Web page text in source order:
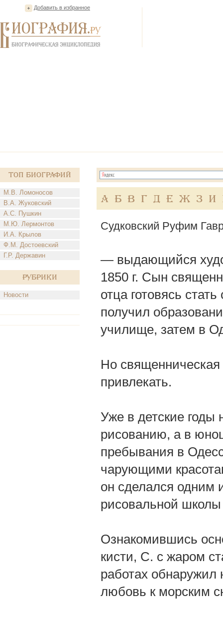
Добавить в избранное
Топ Биографий
М.В. Ломоносов
В.А. Жуковский
А.С. Пушкин
М.Ю. Лермонтов
И.А. Крылов
Ф.М. Достоевский
Г.Р. Державин
Рубрики
Новости
А Б В Г Д Е Ж З И
Судковский Руфим
— выдающийся
1850 г. Сын
отца готовясь
получил
училище, затем в
Но священническая
привлекать.
Уже в детские годы
рисованию, а в
пребывания в
чарующими
он сделался одним
рисовальной школы
Ознакомившись
кисти, С. с жаром
работах
любовь к морским